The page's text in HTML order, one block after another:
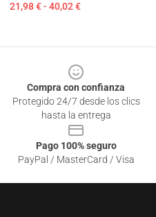
21,98 € - 40,02 €
Compra con confianza
Protegido 24/7 desde los clics
hasta la entrega
Pago 100% seguro
PayPal / MasterCard / Visa